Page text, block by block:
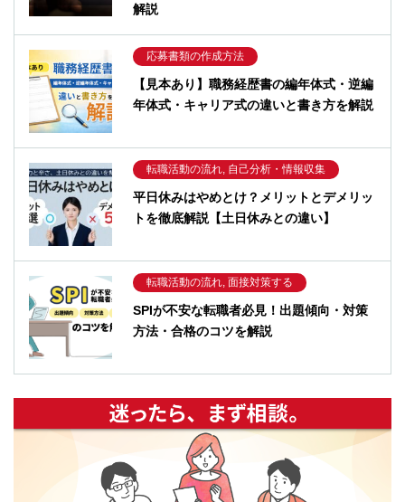
解説
応募書類の作成方法
【見本あり】職務経歴書の編年体式・逆編
年体式・キャリア式の違いと書き方を解説
転職活動の流れ, 自己分析・情報収集
平日休みはやめとけ？メリットとデメリッ
トを徹底解説【土日休みとの違い】
転職活動の流れ, 面接対策する
SPIが不安な転職者必見！出題傾向・対策
方法・合格のコツを解説